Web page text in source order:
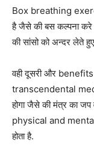
Box breathing
है जैसे की बस कल्पना
की सांसो को अन्दर लेते
वही दूसरी और
transcendental
होगा जैसे की मंत्र का
physical and
होता है.